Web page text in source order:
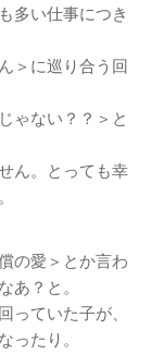
多い仕事につき
＞に巡り合う回
ゃない？？＞と
ん。とっても幸
の愛＞とか言わ
あ？と。
っていた子が、
ったり。